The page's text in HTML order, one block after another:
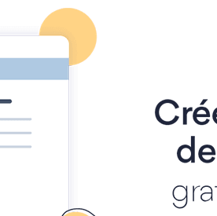
MANIFESTATIONS